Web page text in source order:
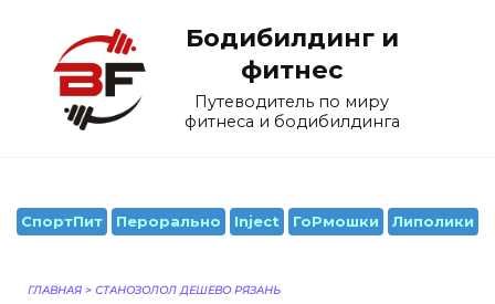
содержанию
Бодибилдинг и
фитнес
Путеводитель по миру
фитнеса и бодибилдинга
СпортПит Перорально Inject ГоРмошки Липолики
ГЛАВНАЯ > СТАНОЗОЛОЛ ДЕШЕВО РЯЗАНЬ